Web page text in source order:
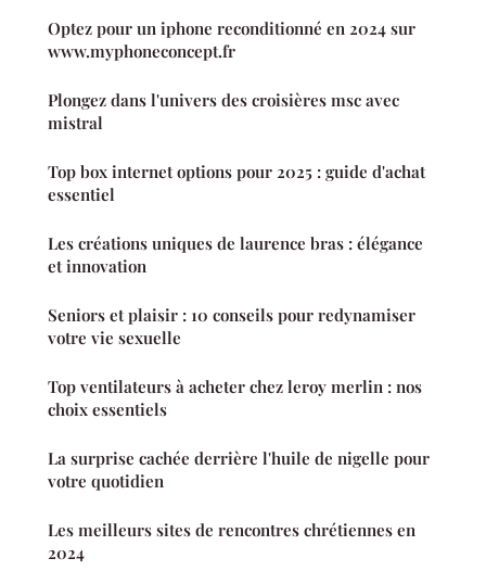
Optez pour un iphone reconditionné en 2024 sur
www.myphoneconcept.fr
Plongez dans l'univers des croisières msc avec
mistral
Top box internet options pour 2025 : guide d'achat
essentiel
Les créations uniques de laurence bras : élégance
et innovation
Seniors et plaisir : 10 conseils pour redynamiser
votre vie sexuelle
Top ventilateurs à acheter chez leroy merlin : nos
choix essentiels
La surprise cachée derrière l'huile de nigelle pour
votre quotidien
Les meilleurs sites de rencontres chrétiennes en
2024